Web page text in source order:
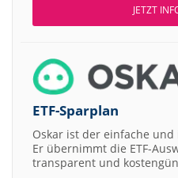
JETZT
ETF-Sparplan
Oskar ist der einfache und
Er übernimmt die ETF-
transparent und